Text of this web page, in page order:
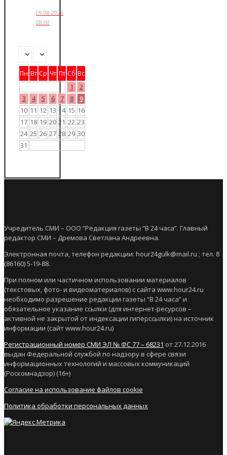
09.08.2026
08:00
Пн Вт Ср Чт Пт Сб Вс
1
2
3
4 5 6 7 8
9
10 11 12 13 14 15 16
17 18 19 20 21 22 23
24 25 26 27 28 29 30
31
Учредитель СМИ – ООО “Редакция газеты “В 24 часа”. Главный
редактор СМИ – Дремова Светлана Андреевна.
Электронная почта, телефон редакции: hour24gulk@mail.ru ; тел. 8
(86160) 5-19-88.
При полном или частичном использовании материалов
(текстовых, фото- и видеоматериалов) с сайта www.hour24.ru
необходимо разрешение редакции газеты “В 24 часа” и
обязательное указание ссылки (для интернет-ресурсов –
активной не закрытой от индексации гиперссылки) на источник
информации (сайт www.hour24.ru)
Регистрационный номер СМИ ЭЛ № ФС 77 – 68231 от 27.12.2016
выдан Федеральной службой по надзору в сфере связи
информационных технологий и массовых коммуникаций
(Роскомнадзор) (16+)
Согласие на использование файлов cookie
Политика обработки персональных данных